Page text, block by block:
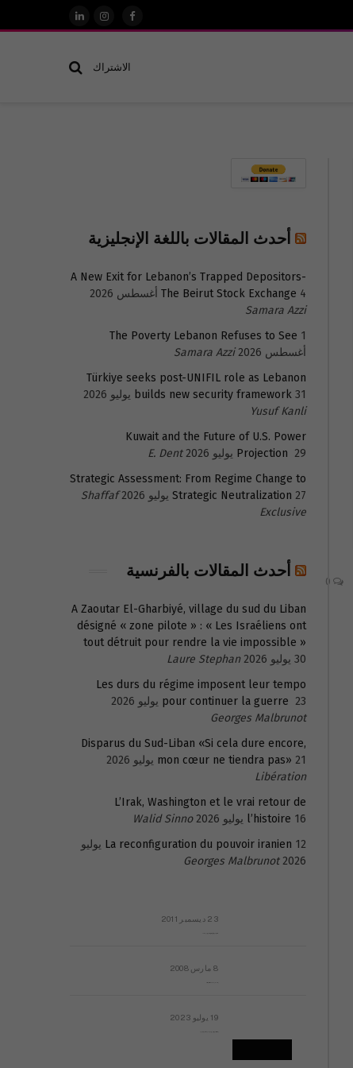
فيسبوكالانستغرام
لينكدإن
الاشتراك
أحدث المقالات باللغة الإنجليزية
A New Exit for Lebanon’s Trapped Depositors-
The Beirut Stock Exchange 4 أغسطس 2026
Samara Azzi
The Poverty Lebanon Refuses to See 1
أغسطس 2026
Samara Azzi
Türkiye seeks post-UNIFIL role as Lebanon
builds new security framework 31 يوليو 2026
Yusuf Kanli
Kuwait and the Future of U.S. Power
Projection 29 يوليو 2026
E. Dent
Strategic Assessment: From Regime Change to
Strategic Neutralization 27 يوليو 2026
Shaffaf
Exclusive
أحدث المقالات بالفرنسية
A Zaoutar El-Gharbiyé, village du sud du Liban
désigné « zone pilote » : « Les Israéliens ont
tout détruit pour rendre la vie impossible »
30 يوليو 2026
Laure Stephan
Les durs du régime imposent leur tempo
pour continuer la guerre 23 يوليو 2026
Georges Malbrunot
Disparus du Sud-Liban «Si cela dure encore,
mon cœur ne tiendra pas» 21 يوليو 2026
Libération
L’Irak, Washington et le vrai retour de
l’histoire 16 يوليو 2026
Walid Sinno
La reconfiguration du pouvoir iranien 12 يوليو
2026
Georges Malbrunot
23 ديسمبر 2011
8 مارس 2008
19 يوليو 2023